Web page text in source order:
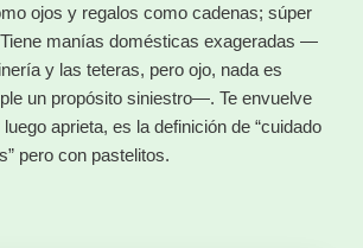
ojos y regalos como cadenas; súper
manías domésticas exageradas —
y las teteras, pero ojo, nada es
un propósito siniestro—. Te envuelve
aprieta, es la definición de “cuidado
pero con pastelitos.